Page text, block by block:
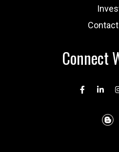
Connect